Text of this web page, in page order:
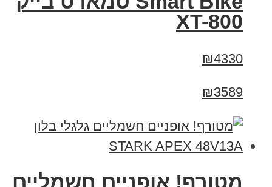
XT-800
₪4330
₪3589